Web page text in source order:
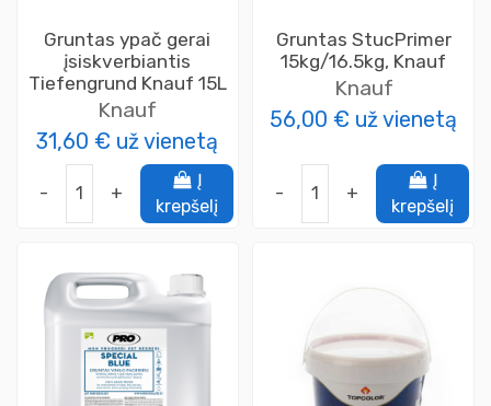
Gruntas ypač gerai
įsiskverbiantis
Tiefengrund Knauf 15L
Knauf
31,60 € už vienetą
- +
Į
krepšelį
Gruntas StucPrimer
15kg/16.5kg, Knauf
Knauf
56,00 € už vienetą
- +
Į
krepšelį